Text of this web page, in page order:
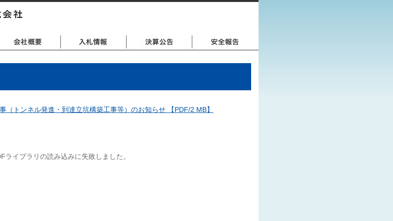
（トンネル発進・到達立坑構築工事等）のお知らせ 【PDF/2 MB】
ライブラリの読み込みに失敗しました。